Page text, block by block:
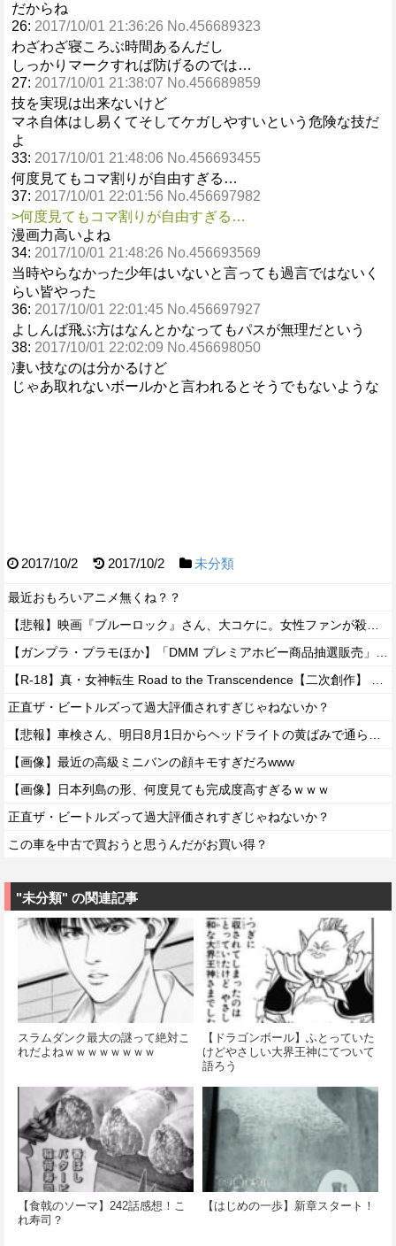
だからね
26: 2017/10/01 21:36:26 No.456689323
わざわざ寝ころぶ時間あるんだし
しっかりマークすれば防げるのでは…
27: 2017/10/01 21:38:07 No.456689859
技を実現は出来ないけど
マネ自体はし易くてそしてケガしやすいという危険な技だ
よ
33: 2017/10/01 21:48:06 No.456693455
何度見てもコマ割りが自由すぎる…
37: 2017/10/01 22:01:56 No.456697982
>何度見てもコマ割りが自由すぎる…
漫画力高いよね
34: 2017/10/01 21:48:26 No.456693569
当時やらなかった少年はいないと言っても過言ではないく
らい皆やった
36: 2017/10/01 22:01:45 No.456697927
よしんば飛ぶ方はなんとかなってもパスが無理だという
38: 2017/10/01 22:02:09 No.456698050
凄い技なのは分かるけど
じゃあ取れないボールかと言われるとそうでもないような
2017/10/2 2017/10/2 未分類
最近おもろいアニメ無くね？？
正直ザ・ビートルズって過大評価されすぎじゃねないか？
【画像】最近の高級ミニバンの顔キモすぎだろwww
【画像】日本列島の形、何度見ても完成度高すぎるｗｗｗ
正直ザ・ビートルズって過大評価されすぎじゃねないか？
この車を中古で買おうと思うんだがお買い得？
"未分類" の関連記事
スラムダンク最大の謎って絶対こ
れだよねｗｗｗｗｗｗｗｗ
【ドラゴンボール】ふとっていた
けどやさしい大界王神にてついて
語ろう
【食戟のソーマ】242話感想！こ
れ寿司？
【はじめの一歩】新章スタート！